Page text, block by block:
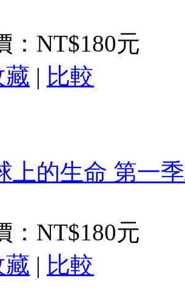
NT$180元
藏 | 比較
上的生命 第一
NT$180元
藏 | 比較